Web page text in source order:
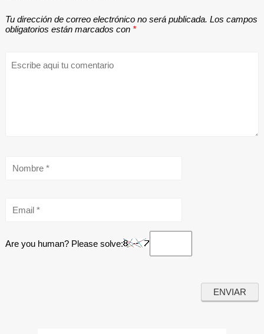
Tu dirección de correo electrónico no será publicada. Los campos
obligatorios están marcados con *
Are you human? Please solve: